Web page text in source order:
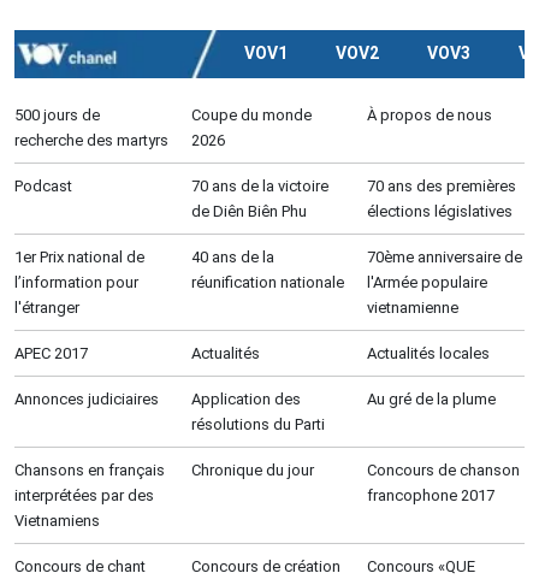
VOV1 VOV2 VOV3
500 jours de
recherche des martyrs
Coupe du monde
2026
À propos de nous
Podcast
70 ans de la victoire
de Diên Biên Phu
70 ans des premières
élections législatives
1er Prix national de
l’information pour
l'étranger
40 ans de la
réunification nationale
70ème anniversaire de
l'Armée populaire
vietnamienne
APEC 2017 Actualités Actualités locales
Annonces judiciaires
Application des
résolutions du Parti
Au gré de la plume
Chansons en français
interprétées par des
Vietnamiens
Chronique du jour
Concours de chanson
francophone 2017
Concours de chant Concours de création Concours «QUE